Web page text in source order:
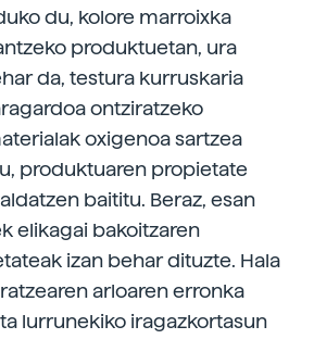
du, kolore marroixka
produktuetan, ura
da, testura kurruskaria
ontziratzeko
oxigenoa sartzea
produktuaren propietate
baititu. Beraz, esan
elikagai bakoitzaren
izan behar dituzte. Hala
arloaren erronka
lurrunekiko iragazkortasun